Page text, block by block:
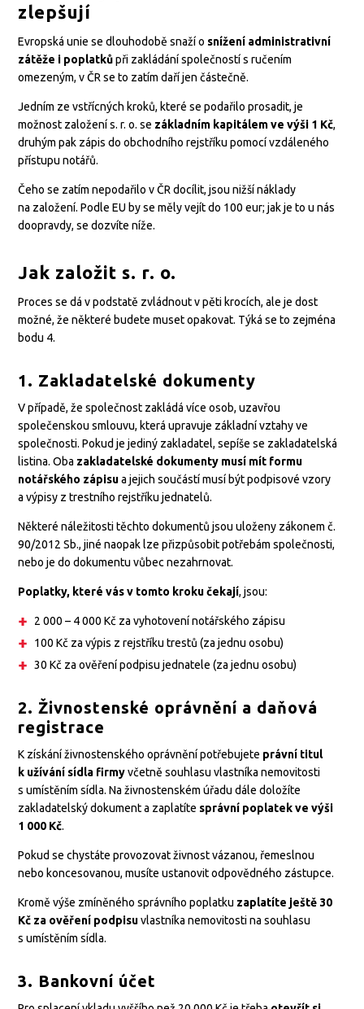
zlepšují
Evropská unie se dlouhodobě snaží o snížení administrativní
zátěže i poplatkůpři zakládání společností s ručením
omezeným, v ČR se to zatím daří jen částečně.
Jedním ze vstřícných kroků, které se podařilo prosadit, je
možnost založení s. r. o. se základním kapitálem ve výši 1 Kč,
druhým pak zápis do obchodního rejstříku pomocí vzdáleného
přístupu notářů.
Čeho se zatím nepodařilo v ČR docílit, jsou nižší náklady
na založení. Podle EU by se měly vejít do 100 eur; jak je to u nás
doopravdy, se dozvíte níže.
Jak založit s. r. o.
Proces se dá v podstatě zvládnout v pěti krocích, ale je dost
možné, že některé budete muset opakovat. Týká se to zejména
bodu 4.
1. Zakladatelské dokumenty
V případě, že společnost zakládá více osob, uzavřou
společenskou smlouvu, která upravuje základní vztahy ve
společnosti. Pokud je jediný zakladatel, sepíše se zakladatelská
listina. Oba zakladatelské dokumenty musí mít formu
notářského zápisua jejich součástí musí být podpisové vzory
a výpisy z trestního rejstříku jednatelů.
Některé náležitosti těchto dokumentů jsou uloženy zákonem č.
90/2012 Sb., jiné naopak lze přizpůsobit potřebám společnosti,
nebo je do dokumentu vůbec nezahrnovat.
Poplatky, které vás v tomto kroku čekají, jsou:
2 000 – 4 000 Kč za vyhotovení notářského zápisu
100 Kč za výpis z rejstříku trestů (za jednu osobu)
30 Kč za ověření podpisu jednatele (za jednu osobu)
2. Živnostenské oprávnění a daňová
registrace
K získání živnostenského oprávnění potřebujete právní titul
k užívání sídla firmyvčetně souhlasu vlastníka nemovitosti
s umístěním sídla. Na živnostenském úřadu dále doložíte
zakladatelský dokument a zaplatíte správní poplatek ve výši
1 000 Kč.
Pokud se chystáte provozovat živnost vázanou, řemeslnou
nebo koncesovanou, musíte ustanovit odpovědného zástupce.
Kromě výše zmíněného správního poplatku zaplatíte ještě 30
Kč za ověření podpisuvlastníka nemovitosti na souhlasu
s umístěním sídla.
3. Bankovní účet